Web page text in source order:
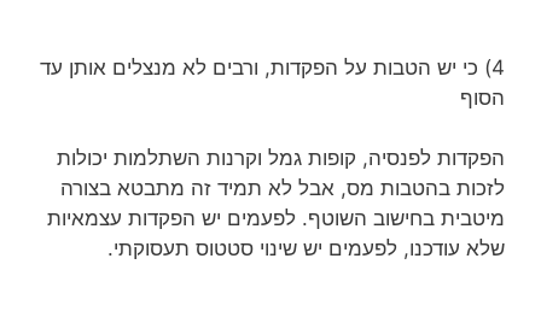
4) כי יש הטבות על הפקדות, ורבים לא מנצלים אותן עד
הסוף
הפקדות לפנסיה, קופות גמל וקרנות השתלמות יכולות
לזכות בהטבות מס, אבל לא תמיד זה מתבטא בצורה
מיטבית בחישוב השוטף. לפעמים יש הפקדות עצמאיות
שלא עודכנו, לפעמים יש שינוי סטטוס תעסוקתי.